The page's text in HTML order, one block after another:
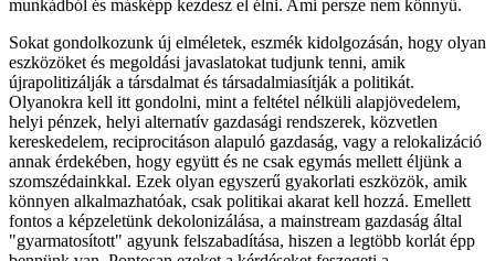
munkádból és másképp kezdesz el élni. Ami persze nem könnyű.
Sokat gondolkozunk új elméletek, eszmék kidolgozásán, hogy olyan
eszközöket és megoldási javaslatokat tudjunk tenni, amik
újrapolitizálják a társdalmat és társadalmiasítják a politikát.
Olyanokra kell itt gondolni, mint a feltétel nélküli alapjövedelem,
helyi pénzek, helyi alternatív gazdasági rendszerek, közvetlen
kereskedelem, reciprocitáson alapuló gazdaság, vagy a relokalizáció
annak érdekében, hogy együtt és ne csak egymás mellett éljünk a
szomszédainkkal. Ezek olyan egyszerű gyakorlati eszközök, amik
könnyen alkalmazhatóak, csak politikai akarat kell hozzá. Emellett
fontos a képzeletünk dekolonizálása, a mainstream gazdaság által
"gyarmatosított" agyunk felszabadítása, hiszen a legtöbb korlát épp